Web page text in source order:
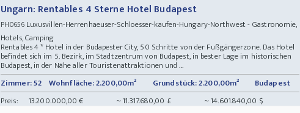
Ungarn: Rentables 4 Sterne Hotel Budapest
PH0656Luxusvillen-Herrenhaeuser-Schloesser-kaufen-Hungary-Northwest - Gastronomie,
Hotels, Camping
Rentables 4 * Hotel in der Budapester City, 50 Schritte von der Fußgängerzone. Das Hotel
befindet sich im 5. Bezirk, im Stadtzentrum von Budapest, in bester Lage im historischen
Budapest, in der Nähe aller Touristenattraktionen und ...
Zimmer: 52 Wohnfläche: 2.200,00m² Grundstück: 2.200,00m²
Budapest
Preis:
13.200.000,00 € ~ 11.317.680,00 £ ~ 14.601.840,00 $